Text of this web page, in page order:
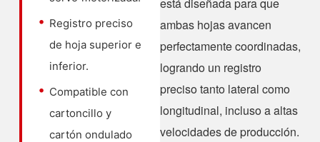
Registro preciso
de hoja superior e
inferior.
Compatible con
cartoncillo y
cartón ondulado
está diseñada para que
ambas hojas avancen
perfectamente coordinadas,
logrando un registro
preciso tanto lateral como
longitudinal, incluso a altas
velocidades de producción.